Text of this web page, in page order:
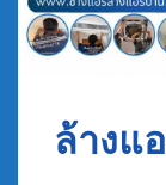
ล้างแ